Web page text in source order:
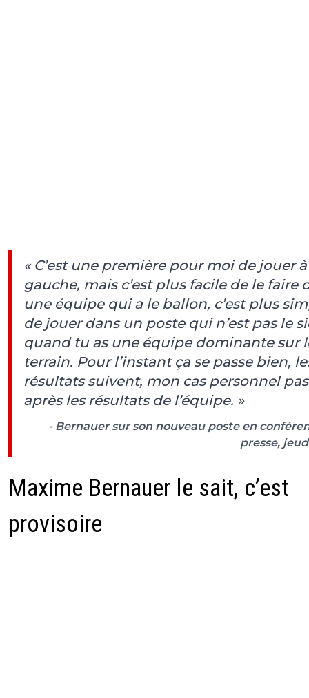
« C’est une première pour moi de jouer à
gauche, mais c’est plus facile de le faire
une équipe qui a le ballon, c’est plus
de jouer dans un poste qui n’est pas le
quand tu as une équipe dominante sur
terrain. Pour l’instant ça se passe bien,
résultats suivent, mon cas personnel
après les résultats de l’équipe. »
- Bernauer sur son nouveau poste en
presse,
Maxime Bernauer le sait, c’est
provisoire